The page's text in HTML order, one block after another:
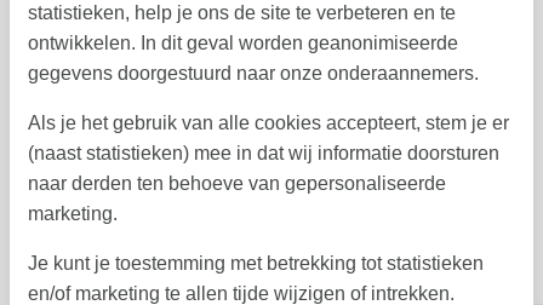
Vakantiehuis - 5 persoon - Bankevejen - Næs - 4750 - Southwest Zealand
Objectnr:090-63472
Vakantiehuis - 4 persoon - Gråandvej - Næs - 4760 - Vordingborg
Objectnr:
4 personen
Vakantiehuis - 6 persoon - Sandvigvej - Næs - 4750 - Southwest Zealand
statistieken, help je ons de site te verbeteren en te
ontwikkelen. In dit geval worden geanonimiseerde
gegevens doorgestuurd naar onze onderaannemers.
Als je het gebruik van alle cookies accepteert, stem je er
(naast statistieken) mee in dat wij informatie doorsturen
naar derden ten behoeve van gepersonaliseerde
marketing.
Je kunt je toestemming met betrekking tot statistieken
en/of marketing te allen tijde wijzigen of intrekken.